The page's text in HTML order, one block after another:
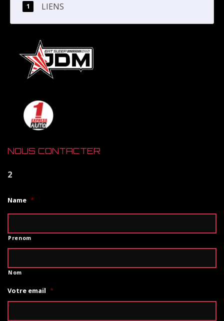
LIENS
NOUS CONTACTER
2
Name *
Prenom
Nom
Votre email *